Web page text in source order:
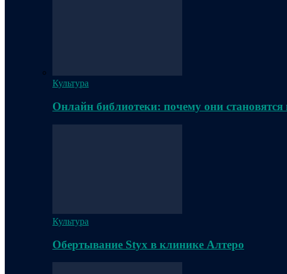
Культура
Онлайн библиотеки: почему они
Культура
Обертывание Styx в клинике Алтеро